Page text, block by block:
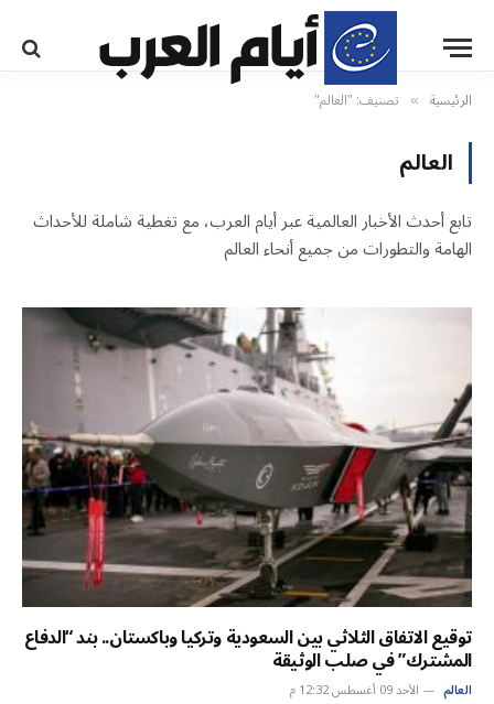
الرئيسية » تصنيف: "العالم"
العالم
تابع أحدث الأخبار العالمية عبر أيام العرب، مع تغطية شاملة للأحداث
الهامة والتطورات من جميع أنحاء العالم
توقيع الاتفاق الثلاثي بين السعودية وتركيا وباكستان.. بند “الدفاع
المشترك” في صلب الوثيقة
العالم الأحد 09 أغسطس 12:32 م